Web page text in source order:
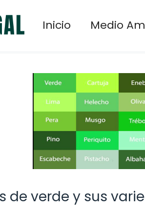
Inicio Medio
de verde y sus